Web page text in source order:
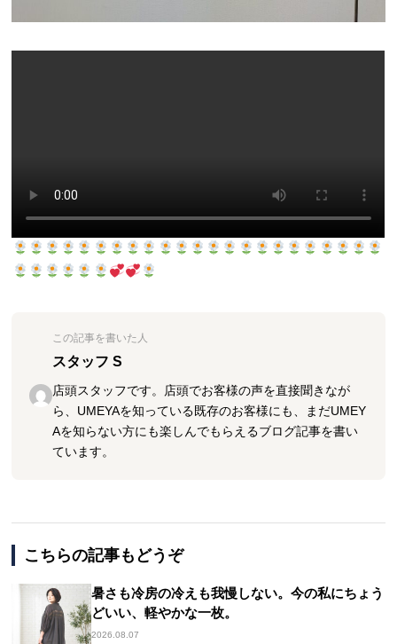
この記事を書いた人
スタッフ S
店頭スタッフです。店頭でお客様の声を直接聞きなが
ら、UMEYAを知っている既存のお客様にも、まだUMEY
Aを知らない方にも楽しんでもらえるブログ記事を書い
ています。
こちらの記事もどうぞ
暑さも冷房の冷えも我慢しない。今の私にちょう
どいい、軽やかな一枚。
2026.08.07